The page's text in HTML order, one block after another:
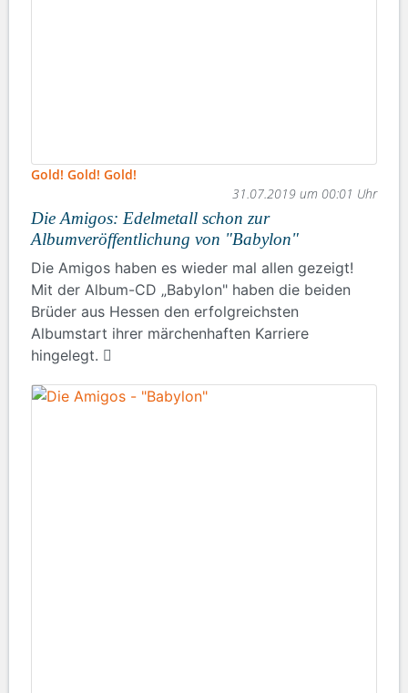
Gold! Gold! Gold!
31.07.2019 um 00:01 Uhr
Die Amigos: Edelmetall schon zur
Albumveröffentlichung von "Babylon"
Die Amigos haben es wieder mal allen gezeigt!
Mit der Album-CD „Babylon" haben die beiden
Brüder aus Hessen den erfolgreichsten
Albumstart ihrer märchenhaften Karriere
hingelegt.